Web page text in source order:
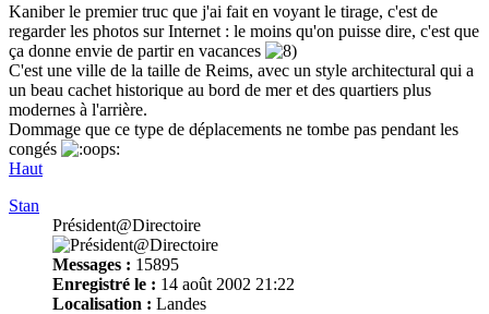
Kaniber le premier truc que j'ai fait en voyant le tirage, c'est de
regarder les photos sur Internet : le moins qu'on puisse dire, c'est que
ça donne envie de partir en vacances
C'est une ville de la taille de Reims, avec un style architectural qui a
un beau cachet historique au bord de mer et des quartiers plus
modernes à l'arrière.
Dommage que ce type de déplacements ne tombe pas pendant les
congés
Haut
Stan
Président@Directoire
Messages : 15895
Enregistré le : 14 août 2002 21:22
Localisation : Landes